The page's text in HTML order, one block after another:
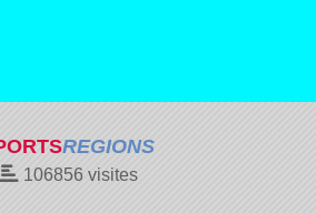
REGIONS
106856 visites